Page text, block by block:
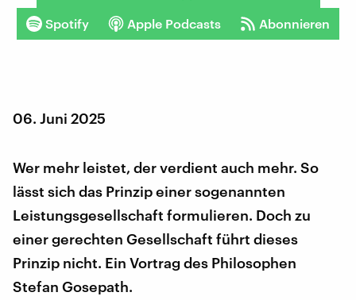
Spotify Apple Podcasts Abonnieren
06. Juni 2025
Wer mehr leistet, der verdient auch mehr. So
lässt sich das Prinzip einer sogenannten
Leistungsgesellschaft formulieren. Doch zu
einer gerechten Gesellschaft führt dieses
Prinzip nicht. Ein Vortrag des Philosophen
Stefan Gosepath.